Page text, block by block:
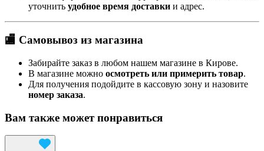
уточнить удобное время доставки и адрес.
🏬 Самовывоз из магазина
Забирайте заказ в любом нашем магазине в Кирове.
В магазине можно осмотреть или примерить товар.
Для получения подойдите в кассовую зону и назовите
номер заказа.
Вам также может понравиться